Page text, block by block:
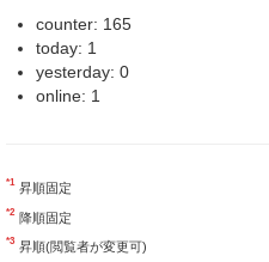
counter: 165
today: 1
yesterday: 0
online: 1
*1 昇順固定
*2 降順固定
*3 昇順(閲覧者が変更可)